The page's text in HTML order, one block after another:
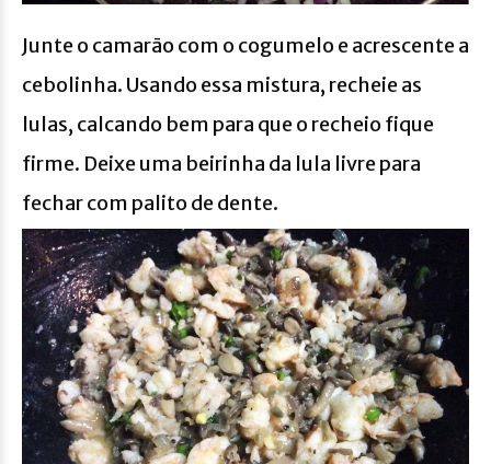
Junte o camarāo com o cogumelo e acrescente a
cebolinha. Usando essa mistura, recheie as
lulas, calcando bem para que o recheio fique
firme. Deixe uma beirinha da lula livre para
fechar com palito de dente.